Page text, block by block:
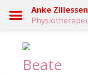
Beate
Anke Zillessen